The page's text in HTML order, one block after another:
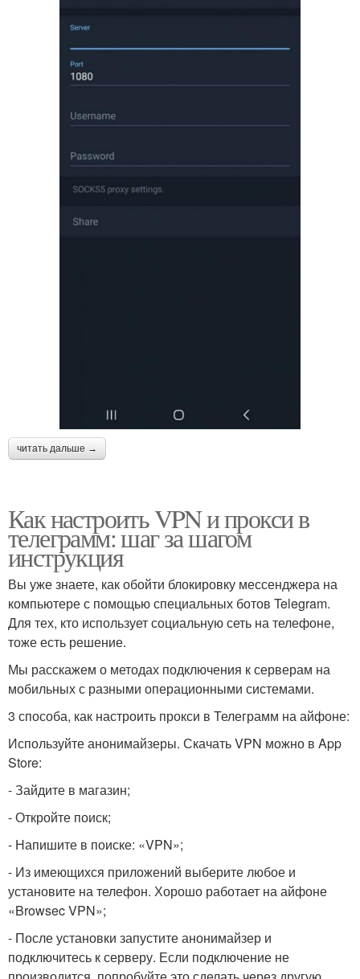
читать дальше →
Как настроить VPN и прокси в
телеграмм: шаг за шагом
инструкция
Вы уже знаете, как обойти блокировку мессенджера на
компьютере с помощью специальных ботов Telegram.
Для тех, кто использует социальную сеть на телефоне,
тоже есть решение.
Мы расскажем о методах подключения к серверам на
мобильных с разными операционными системами.
3 способа, как настроить прокси в Телеграмм на айфоне:
Используйте анонимайзеры. Скачать VPN можно в App
Store:
- Зайдите в магазин;
- Откройте поиск;
- Напишите в поиске: «VPN»;
- Из имеющихся приложений выберите любое и
установите на телефон. Хорошо работает на айфоне
«Browsec VPN»;
- После установки запустите анонимайзер и
подключитесь к серверу. Если подключение не